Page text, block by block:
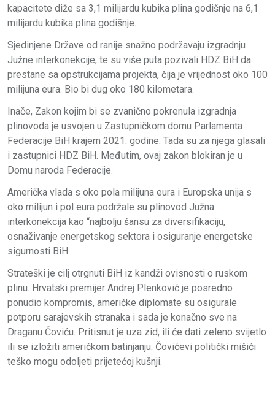
kapacitete diže sa 3,1 milijardu kubika plina godišnje na 6,1
milijardu kubika plina godišnje.
Sjedinjene Države od ranije snažno podržavaju izgradnju
Južne interkonekcije, te su više puta pozivali HDZ BiH da
prestane sa opstrukcijama projekta, čija je vrijednost oko 100
milijuna eura. Bio bi dug oko 180 kilometara.
Inače, Zakon kojim bi se zvanično pokrenula izgradnja
plinovoda je usvojen u Zastupničkom domu Parlamenta
Federacije BiH krajem 2021. godine. Tada su za njega glasali
i zastupnici HDZ BiH. Međutim, ovaj zakon blokiran je u
Domu naroda Federacije.
Američka vlada s oko pola milijuna eura i Europska unija s
oko milijun i pol eura podržale su plinovod Južna
interkonekcija kao “najbolju šansu za diversifikaciju,
osnaživanje energetskog sektora i osiguranje energetske
sigurnosti BiH.
Strateški je cilj otrgnuti BiH iz kandži ovisnosti o ruskom
plinu. Hrvatski premijer Andrej Plenković je posredno
ponudio kompromis, američke diplomate su osigurale
potporu sarajevskih stranaka i sada je konačno sve na
Draganu Čoviću. Pritisnut je uza zid, ili će dati zeleno svijetlo
ili se izložiti američkom batinjanju. Čovićevi politički mišići
teško mogu odoljeti prijetećoj kušnji.